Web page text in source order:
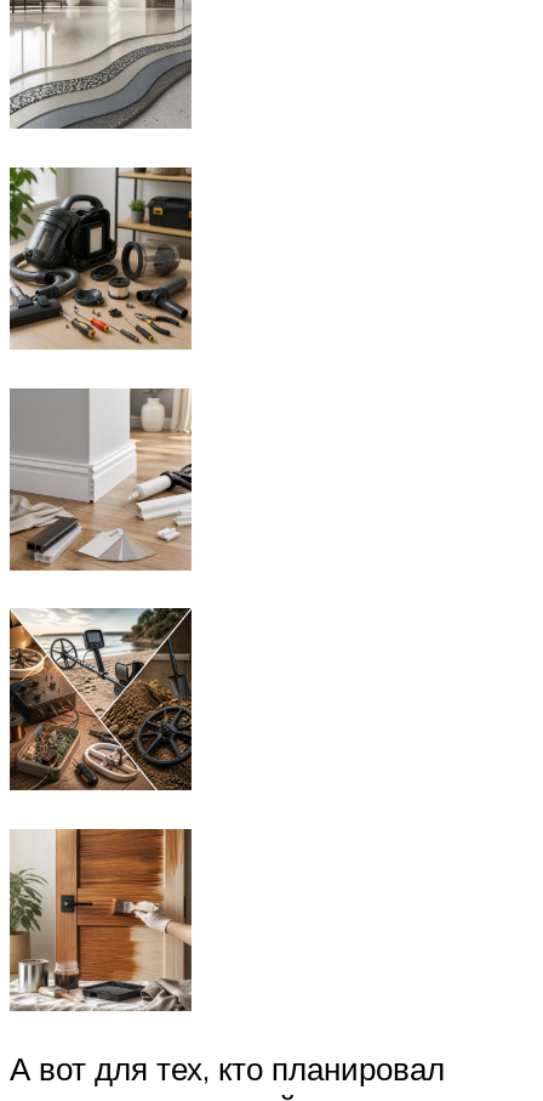
А вот для тех, кто планировал